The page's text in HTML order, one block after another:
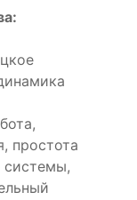
простота
системы,